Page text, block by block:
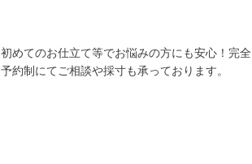
初めてのお仕立て等でお悩みの方にも安心！完全
予約制にてご相談や採寸も承っております。